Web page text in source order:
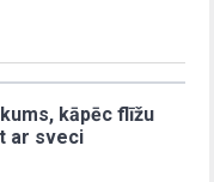
kāpēc flīžu
ar sveci